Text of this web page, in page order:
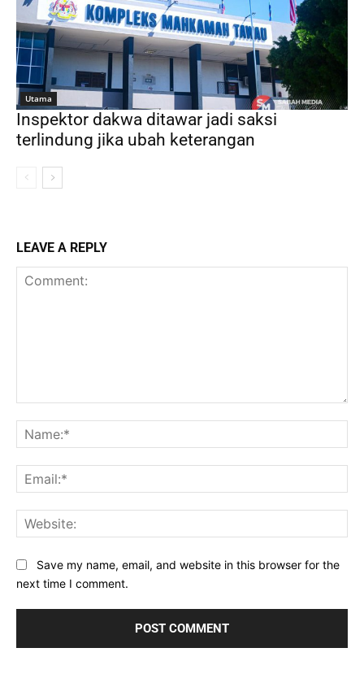
Utama
Inspektor dakwa ditawar jadi saksi
terlindung jika ubah keterangan
LEAVE A REPLY
Save my name, email, and website in this browser for the
next time I comment.